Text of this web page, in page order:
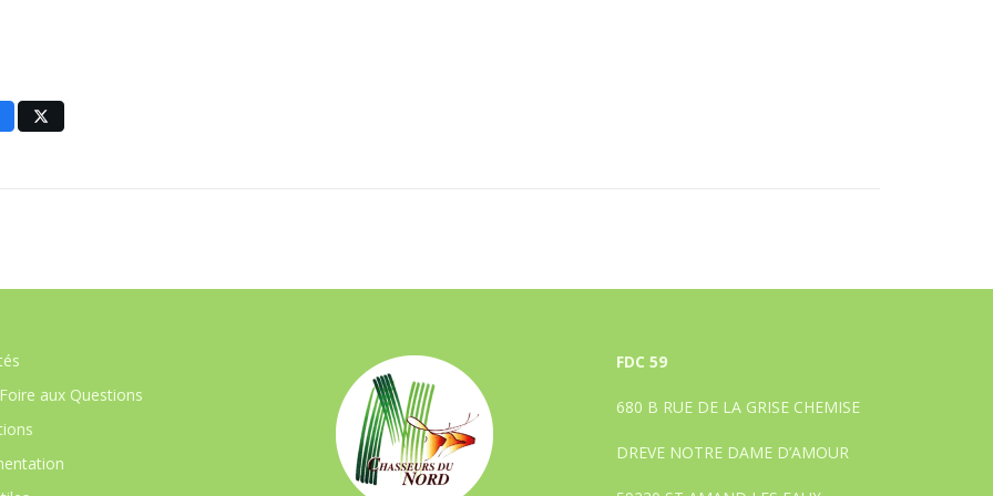
aux Questions
FDC 59
680 B RUE DE LA GRISE CHEMISE
DREVE NOTRE DAME D’AMOUR